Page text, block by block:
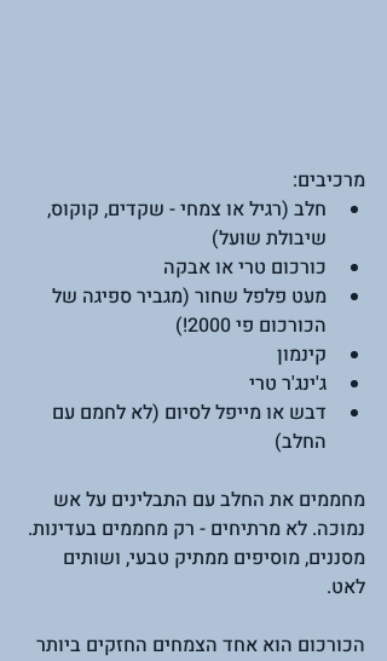
מרכיבים:
חלב (רגיל או צמחי - שקדים, קוקוס,
שיבולת שועל)
כורכום טרי או אבקה
מעט פלפל שחור (מגביר ספיגה של
הכורכום פי 2000!)
קינמון
ג'ינג'ר טרי
דבש או מייפל לסיום (לא לחמם עם
החלב)
מחממים את החלב עם התבלינים על אש
נמוכה. לא מרתיחים - רק מחממים בעדינות.
מסננים, מוסיפים ממתיק טבעי, ושותים
לאט.
הכורכום הוא אחד הצמחים החזקים ביותר